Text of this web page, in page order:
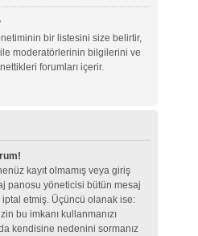
bir listesini size belirtir,
moderatörlerinin bilgilerini ve
forumları içerir.
kayıt olmamış veya giriş
panosu yöneticisi bütün mesaj
etmiş. Üçüncü olanak ise:
bu imkanı kullanmanızı
kendisine nedenini sormanız